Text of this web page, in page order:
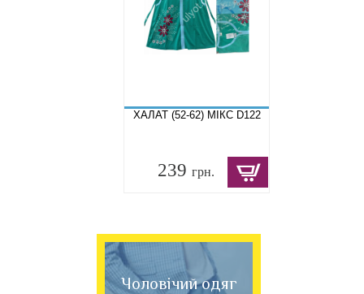
ХАЛАТ (52-62) МІКС D122
239 грн.
Чоловічий одяг